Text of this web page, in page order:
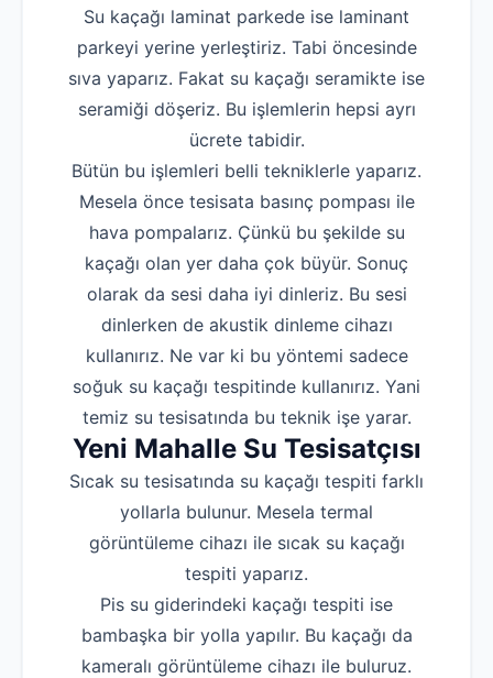
Su kaçağı laminat parkede ise laminant
parkeyi yerine yerleştiriz. Tabi öncesinde
sıva yaparız. Fakat su kaçağı seramikte ise
seramiği döşeriz. Bu işlemlerin hepsi ayrı
ücrete tabidir.
Bütün bu işlemleri belli tekniklerle yaparız.
Mesela önce tesisata basınç pompası ile
hava pompalarız. Çünkü bu şekilde su
kaçağı olan yer daha çok büyür. Sonuç
olarak da sesi daha iyi dinleriz. Bu sesi
dinlerken de akustik dinleme cihazı
kullanırız. Ne var ki bu yöntemi sadece
soğuk su kaçağı tespitinde kullanırız. Yani
temiz su tesisatında bu teknik işe yarar.
Yeni Mahalle Su Tesisatçısı
Sıcak su tesisatında su kaçağı tespiti farklı
yollarla bulunur. Mesela termal
görüntüleme cihazı ile sıcak su kaçağı
tespiti yaparız.
Pis su giderindeki kaçağı tespiti ise
bambaşka bir yolla yapılır. Bu kaçağı da
kameralı görüntüleme cihazı ile buluruz.